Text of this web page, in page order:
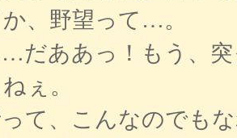
、野望って…。
ああっ！もう、突
ぇ。
て、こんなのでも